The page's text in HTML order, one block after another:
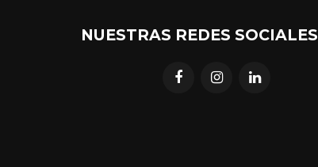
NUESTRAS REDES SOCIALES